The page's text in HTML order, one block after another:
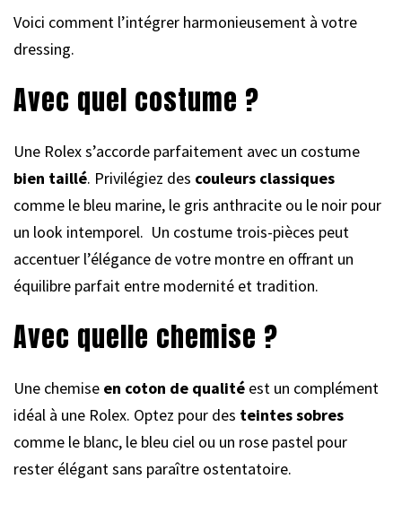
Voici comment l’intégrer harmonieusement à votre
dressing.
Avec quel costume ?
Une Rolex s’accorde parfaitement avec un costume
bien taillé. Privilégiez des couleurs classiques
comme le bleu marine, le gris anthracite ou le noir pour
un look intemporel. Un costume trois-pièces peut
accentuer l’élégance de votre montre en offrant un
équilibre parfait entre modernité et tradition.
Avec quelle chemise ?
Une chemise en coton de qualité est un complément
idéal à une Rolex. Optez pour des teintes sobres
comme le blanc, le bleu ciel ou un rose pastel pour
rester élégant sans paraître ostentatoire.